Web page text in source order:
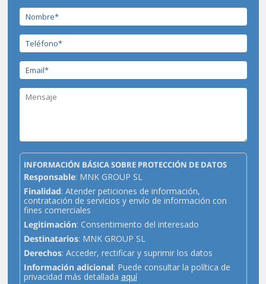
INFORMACIÓN BÁSICA SOBRE PROTECCIÓN DE DATOS
Responsable: MNK GROUP SL
Finalidad: Atender peticiones de información,
contratación de servicios y envío de información con
fines comerciales
Legitimación: Consentimiento del interesado
Destinatarios: MNK GROUP SL
Derechos: Acceder, rectificar y suprimir los datos
Información adicional: Puede consultar la política de
privacidad más detallada aquí